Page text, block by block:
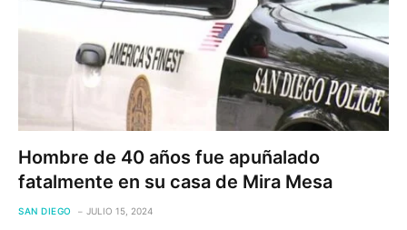
Hombre de 40 años fue apuñalado
fatalmente en su casa de Mira Mesa
SAN DIEGO JULIO 15, 2024